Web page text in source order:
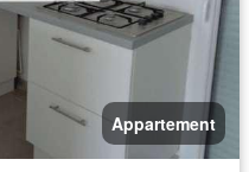
Appartement